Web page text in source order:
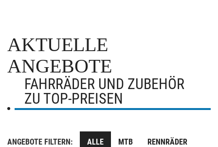
AKTUELLE
ANGEBOTE
FAHRRÄDER UND ZUBEHÖR
ZU TOP-PREISEN
ANGEBOTE FILTERN: ALLE MTB RENNRÄDER